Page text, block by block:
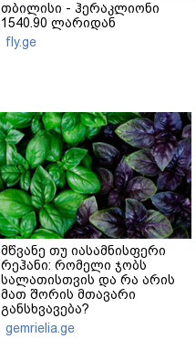
თბილისი - ჰერაკლიონი
1540.90 ლარიდან
fly.ge
მწვანე თუ იასამნისფერი
რეჰანი: რომელი ჯობს
სალათისთვის და რა არის
მათ შორის მთავარი
განსხვავება?
gemrielia.ge